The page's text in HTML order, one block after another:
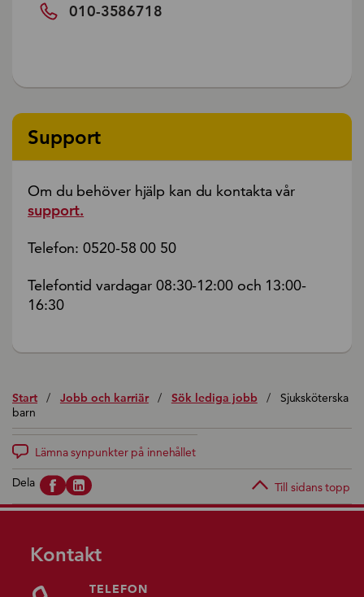
010-3586718
Support
Om du behöver hjälp kan du kontakta vår
support.
Telefon: 0520-58 00 50
Telefontid vardagar 08:30-12:00 och 13:00-
16:30
Start / Jobb och karriär / Sök lediga jobb /
Sjuksköterska
barn
Lämna synpunkter på innehållet
Dela Till sidans topp
Kontakt
TELEFON